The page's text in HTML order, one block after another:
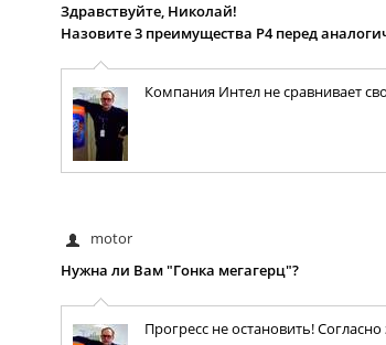
Здравствуйте, Николай!
Назовите 3 преимущества P4 перед
Компания Интел не сравнивает
motor
Нужна ли Вам "Гонка мегагерц"?
Прогресс не остановить!